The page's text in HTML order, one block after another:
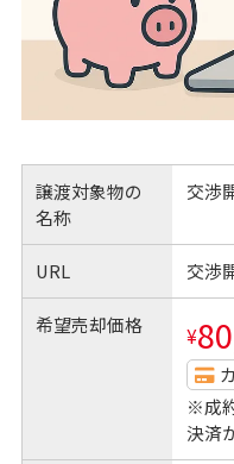
譲渡対象物の
名称
交渉
URL 交渉
希望売却価格 ¥
※成
決済